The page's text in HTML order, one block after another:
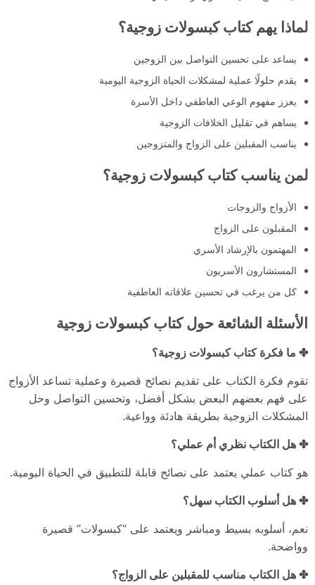
لماذا يهم كتاب كبسولات زوجية؟
يساعد على تحسين التواصل بين الزوجين
يقدم حلولًا عملية لمشكلات الحياة الزوجية اليومية
يعزز مفهوم الوعي العاطفي داخل الأسرة
يساهم في تقليل الخلافات الزوجية
يناسب المقبلين على الزواج والمتزوجين
لمن يناسب كتاب كبسولات زوجية؟
الأزواج والزوجات
المقبلون على الزواج
المهتمون بالإرشاد الأسري
المستشارون الأسريون
كل من يرغب في تحسين علاقاته العاطفية
الأسئلة الشائعة حول كتاب كبسولات زوجية
✤ ما فكرة كتاب كبسولات زوجية؟
تقوم فكرة الكتاب على تقديم نصائح قصيرة وعملية تساعد الأزواج
على فهم بعضهم البعض بشكل أفضل، وتحسين التواصل وحل
المشكلات الزوجية بطريقة هادئة وواعية.
✤ هل الكتاب نظري أم عملي؟
هو كتاب عملي يعتمد على نصائح قابلة للتطبيق في الحياة اليومية.
✤ هل أسلوب الكتاب سهل؟
نعم، أسلوبه بسيط ومباشر ويعتمد على “كبسولات” قصيرة
وواضحة.
✤ هل الكتاب مناسب للمقبلين على الزواج؟